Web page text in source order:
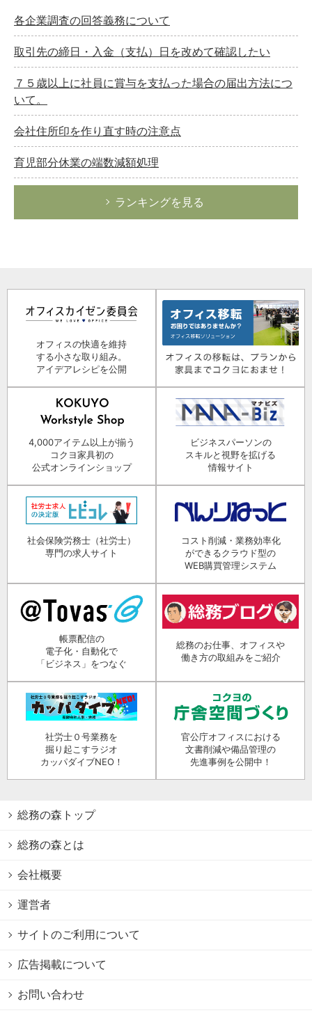
各企業調査の回答義務について
取引先の締日・入金（支払）日を改めて確認したい
７５歳以上に社員に賞与を支払った場合の届出方法につ
いて。
会社住所印を作り直す時の注意点
育児部分休業の端数減額処理
ランキングを見る
オフィスの快適を維持
する小さな取り組み。
アイデアレシピを公開
4,000アイテム以上が揃う
コクヨ家具初の
公式オンラインショップ
ビジネスパーソンの
スキルと視野を拡げる
情報サイト
社会保険労務士（社労士）
専門の求人サイト
コスト削減・業務効率化
ができるクラウド型の
WEB購買管理システム
帳票配信の
電子化・自動化で
「ビジネス」をつなぐ
総務のお仕事、オフィスや
働き方の取組みをご紹介
社労士０号業務を
掘り起こすラジオ
カッパダイブNEO！
官公庁オフィスにおける
文書削減や備品管理の
先進事例を公開中！
総務の森トップ
総務の森とは
会社概要
運営者
サイトのご利用について
広告掲載について
お問い合わせ